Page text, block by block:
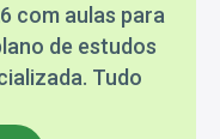
com aulas para
de estudos
Tudo